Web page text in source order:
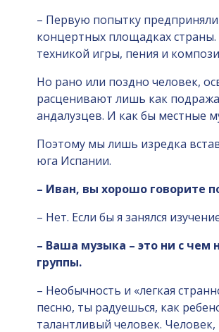
– Первую попытку
концертных площадках
техникой игры, пения и
Но рано или поздно человек,
расценивают лишь как
андалузцев. И как бы местные
Поэтому мы лишь изредка
юга Испании.
– Иван, вы хорошо говорите
– Нет. Если бы я занялся
– Ваша музыка – это ни с чем
группы.
– Необычность и «легкая
песню, ты радуешься, как
талантливый человек.